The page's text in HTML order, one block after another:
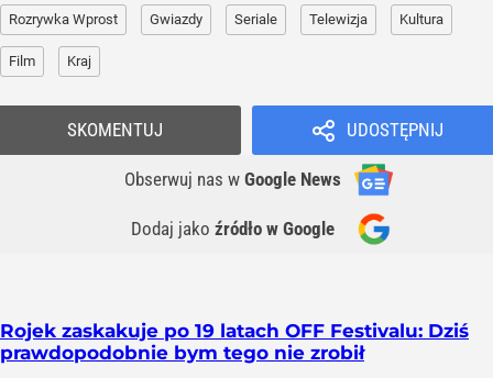
Rozrywka Wprost Gwiazdy Seriale Telewizja Kultura
Film Kraj
UDOSTĘPNIJ
Obserwuj nas w Google News
Dodaj jako źródło w Google
SKOMENTUJ
Rojek zaskakuje po 19 latach OFF Festivalu: Dziś
prawdopodobnie bym tego nie zrobił